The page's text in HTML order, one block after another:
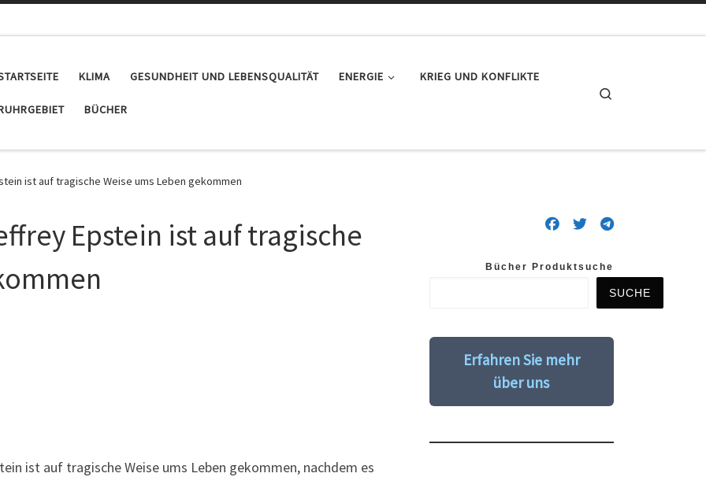
KLIMA GESUNDHEIT UND LEBENSQUALITÄT ENERGIE KRIEG UND KONFLIKTE
BÜCHER
ist auf tragische Weise ums Leben gekommen
Epstein ist auf tragische
ist auf tragische Weise ums Leben gekommen, nachdem es
Bücher Produktsuche
SUCHE
Erfahren Sie mehr
über uns